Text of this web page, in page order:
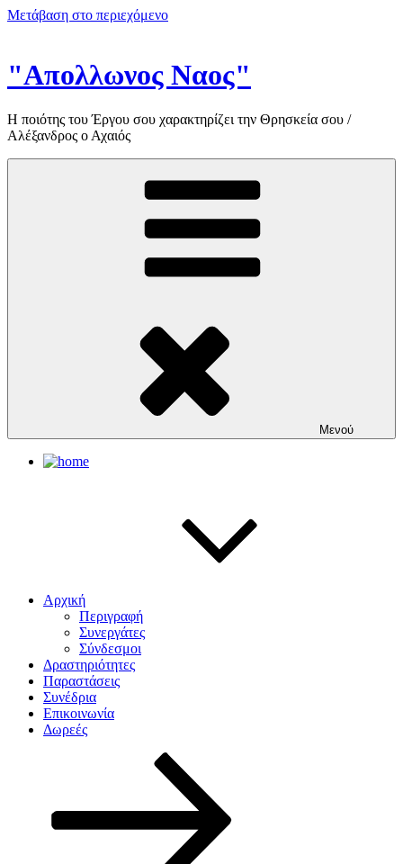
Μετάβαση στο περιεχόμενο
"Απολλωνος Ναος"
Η ποιότης του Έργου σου χαρακτηρίζει την Θρησκεία σου /
Αλέξανδρος ο Αχαιός
Μενού
Αρχική
Περιγραφή
Συνεργάτες
Σύνδεσμοι
Δραστηριότητες
Παραστάσεις
Συνέδρια
Επικοινωνία
Δωρεές